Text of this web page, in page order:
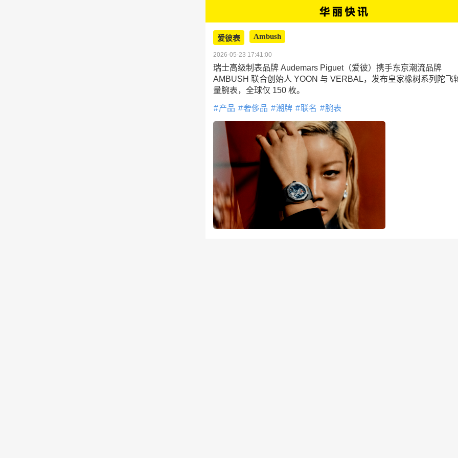
爱彼表 Ambush
2026-05-23 17:41:00
瑞士高级制表品牌 Audemars Piguet（爱彼）携手东京潮流品牌
AMBUSH 联合创始人 YOON 与 VERBAL，发布皇家橡树系列陀飞
量腕表，全球仅 150 枚。
产品 奢侈品 潮牌 联名 腕表